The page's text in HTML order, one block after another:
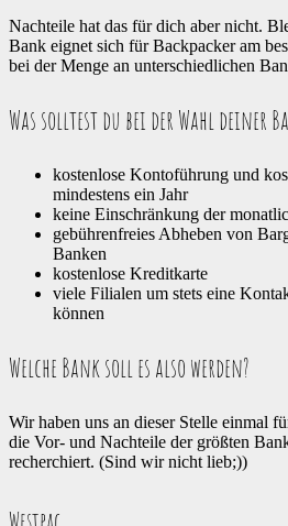
Nachteile hat das für dich aber nicht.
Bank eignet sich für Backpacker am
bei der Menge an unterschiedlichen
Was solltest du bei der Wahl deiner
kostenlose Kontoführung und
mindestens ein Jahr
keine Einschränkung der
gebührenfreies Abheben von
Banken
kostenlose Kreditkarte
viele Filialen um stets eine
können
Welche Bank soll es also werden?
Wir haben uns an dieser Stelle einmal
die Vor- und Nachteile der größten
recherchiert. (Sind wir nicht lieb;))